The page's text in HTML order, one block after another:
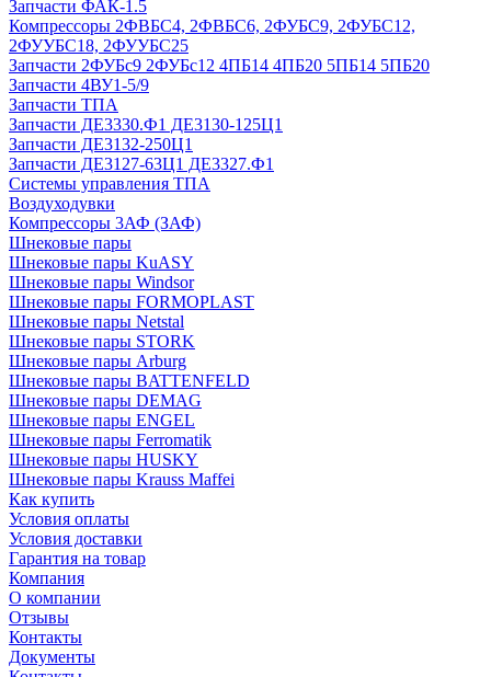
Запчасти ФАК-1.5
Компрессоры 2ФВБС4, 2ФВБС6, 2ФУБС9, 2ФУБС12,
2ФУУБС18, 2ФУУБС25
Запчасти 2ФУБс9 2ФУБс12 4ПБ14 4ПБ20 5ПБ14 5ПБ20
Запчасти 4ВУ1-5/9
Запчасти ТПА
Запчасти ДЕ3330.Ф1 ДЕ3130-125Ц1
Запчасти ДЕ3132-250Ц1
Запчасти ДЕ3127-63Ц1 ДЕ3327.Ф1
Системы управления ТПА
Воздуходувки
Компрессоры 3АФ (ЗАФ)
Шнековые пары
Шнековые пары KuASY
Шнековые пары Windsor
Шнековые пары FORMOPLAST
Шнековые пары Netstal
Шнековые пары STORK
Шнековые пары Arburg
Шнековые пары BATTENFELD
Шнековые пары DEMAG
Шнековые пары ENGEL
Шнековые пары Ferromatik
Шнековые пары HUSKY
Шнековые пары Krauss Maffei
Как купить
Условия оплаты
Условия доставки
Гарантия на товар
Компания
О компании
Отзывы
Контакты
Документы